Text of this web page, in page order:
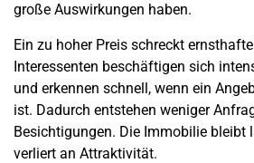
große Auswirkungen haben.
Ein zu hoher Preis schreckt
Interessenten beschäftigen sich
und erkennen schnell, wenn ein
ist. Dadurch entstehen weniger
Besichtigungen. Die Immobilie bleibt
verliert an Attraktivität.